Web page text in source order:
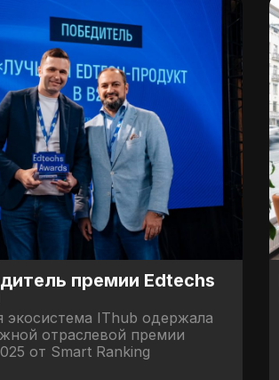
премии Edtechs
экосистема IThub одержала
отраслевой премии
от Smart Ranking